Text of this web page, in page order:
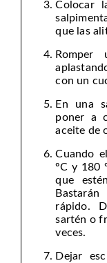
Colocar
que las
con un
En una
poner a
aceite de
Cuando
ºC y 180
que
rápido.
sartén o
veces.
Dejar